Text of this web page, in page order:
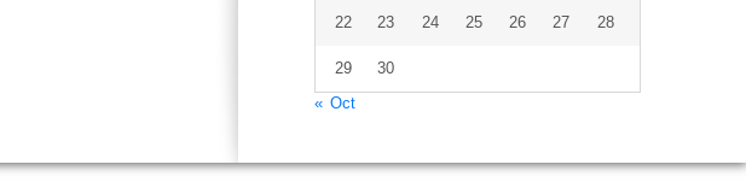
22 23 24 25 26 27 28
29
30
« Oct